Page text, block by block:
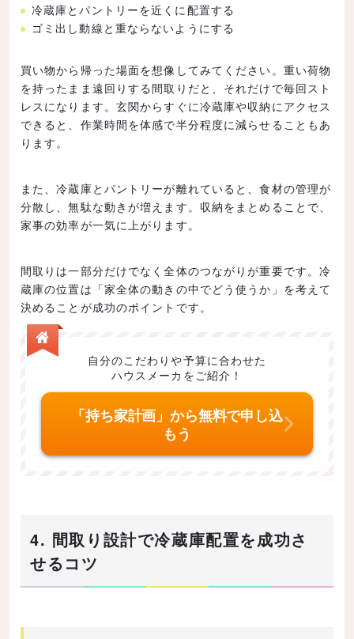
冷蔵庫とパントリーを近くに配置する
ゴミ出し動線と重ならないようにする
買い物から帰った場面を想像してみてください。重い荷物
を持ったまま遠回りする間取りだと、それだけで毎回スト
レスになります。玄関からすぐに冷蔵庫や収納にアクセス
できると、作業時間を体感で半分程度に減らせることもあ
ります。
また、冷蔵庫とパントリーが離れていると、食材の管理が
分散し、無駄な動きが増えます。収納をまとめることで、
家事の効率が一気に上がります。
間取りは一部分だけでなく全体のつながりが重要です。冷
蔵庫の位置は「家全体の動きの中でどう使うか」を考えて
決めることが成功のポイントです。
自分のこだわりや予算に合わせた
ハウスメーカをご紹介！
「持ち家計画」から無料で申し込
もう
4. 間取り設計で冷蔵庫配置を成功さ
せるコツ